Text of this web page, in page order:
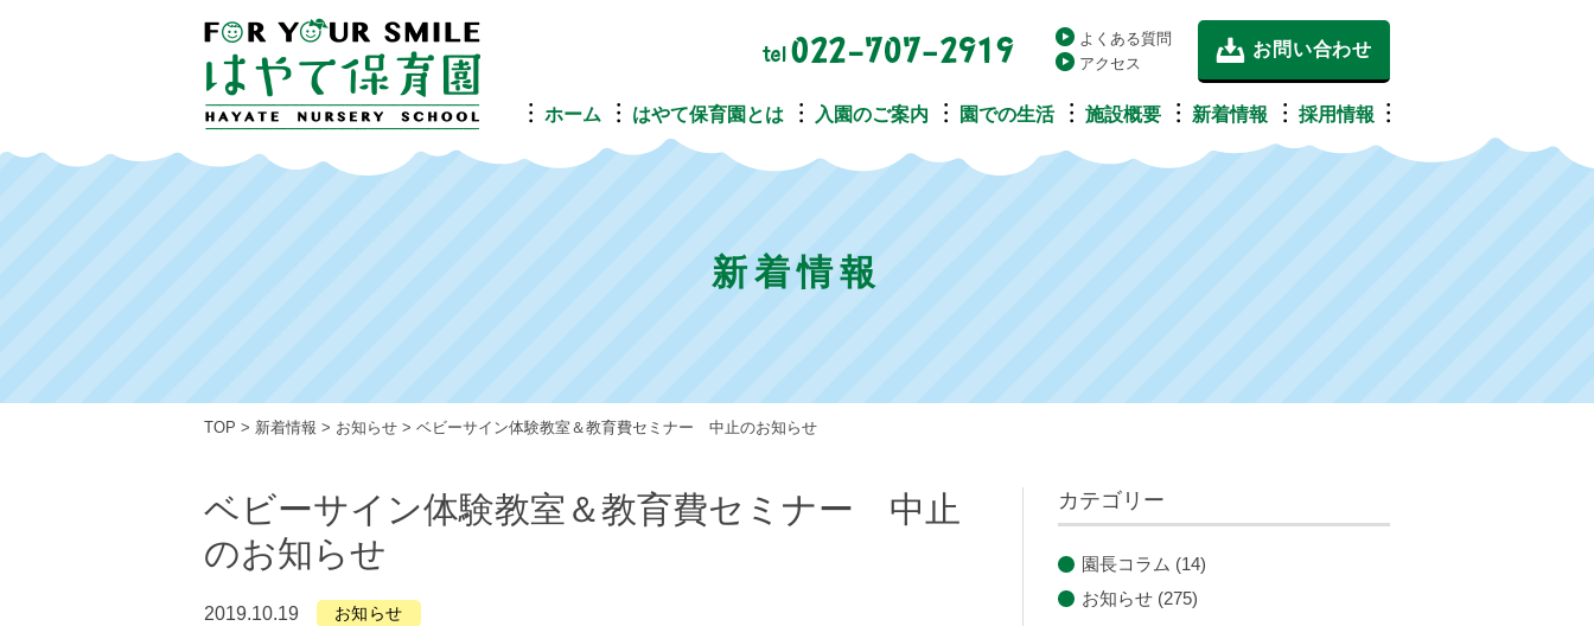
よくある質問
アクセス
お問い合わせ
ホーム はやて保育園とは 入園のご案内 園での生活 施設概要 新着情報 採用情報
新着情報
TOP > 新着情報 > お知らせ > ベビーサイン体験教室＆教育費セミナー 中止のお知らせ
ベビーサイン体験教室＆教育費セミナー 中止
のお知らせ
2019.10.19 お知らせ
カテゴリー
園長コラム (14)
お知らせ (275)